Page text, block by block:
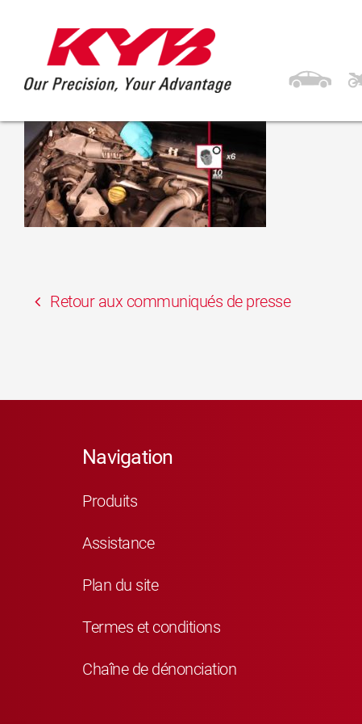
KYB RENAULT
Retour aux communiqués de presse
Navigation
Produits
Assistance
Plan du site
Termes et conditions
Chaîne de dénonciation